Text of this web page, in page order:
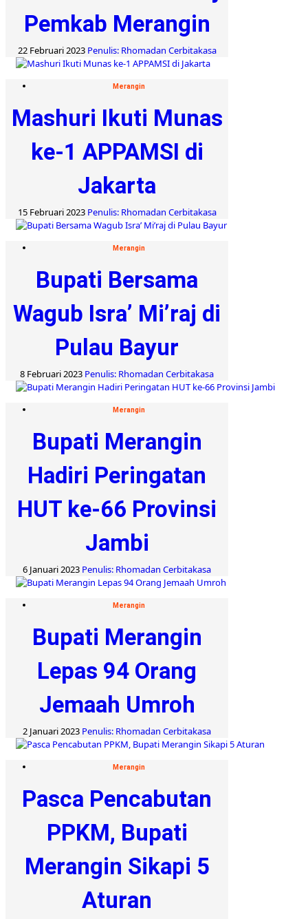
Pemkab Merangin
22 Februari 2023 Penulis: Rhomadan Cerbitakasa
Merangin
Mashuri Ikuti Munas
ke-1 APPAMSI di
Jakarta
15 Februari 2023 Penulis: Rhomadan Cerbitakasa
Merangin
Bupati Bersama
Wagub Isra’ Mi’raj di
Pulau Bayur
8 Februari 2023 Penulis: Rhomadan Cerbitakasa
Merangin
Bupati Merangin
Hadiri Peringatan
HUT ke-66 Provinsi
Jambi
6 Januari 2023 Penulis: Rhomadan Cerbitakasa
Merangin
Bupati Merangin
Lepas 94 Orang
Jemaah Umroh
2 Januari 2023 Penulis: Rhomadan Cerbitakasa
Merangin
Pasca Pencabutan
PPKM, Bupati
Merangin Sikapi 5
Aturan